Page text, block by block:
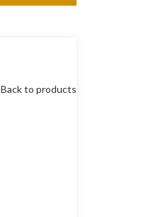
Back to products